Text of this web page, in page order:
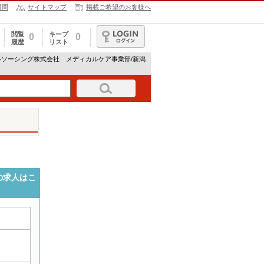
問 サイトマップ 掲載ご希望のお客様へ
閲覧
履歴
0
キープ
リスト
0
ログイン
ーシング株式会社 メディカルケア事業部/新潟
人はこ